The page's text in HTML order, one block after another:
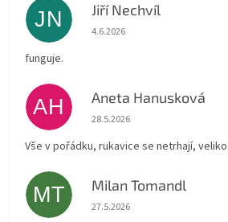
JN Jiří Nechvíl
Hodnocení obchodu je 5 z 5
4.6.2026
funguje.
AH Aneta Hanusková
Hodnocení obchodu je 5 z 5
28.5.2026
Vše v pořádku, rukavice se netrhají,
MT Milan Tomandl
Hodnocení obchodu je 5 z 5
27.5.2026